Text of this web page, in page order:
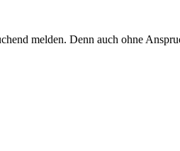
melden. Denn auch ohne